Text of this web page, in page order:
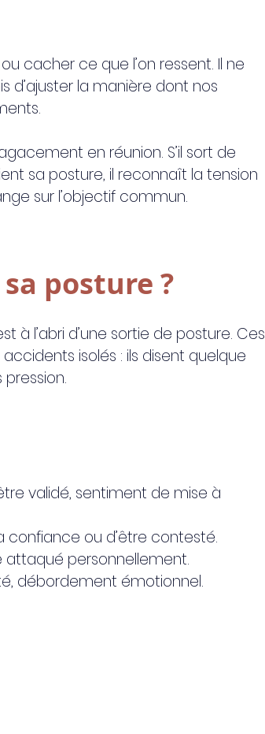
cacher ce que l’on ressent. Il ne
d’ajuster la manière dont nos
en réunion. S’il sort de
sa posture, il reconnaît la tension
sur l’objectif commun.
posture ?
à l’abri d’une sortie de posture. Ces
isolés : ils disent quelque
validé, sentiment de mise à
confiance ou d’être contesté.
attaqué personnellement.
débordement émotionnel.